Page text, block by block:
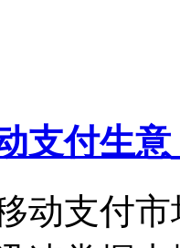
支付生
动支付